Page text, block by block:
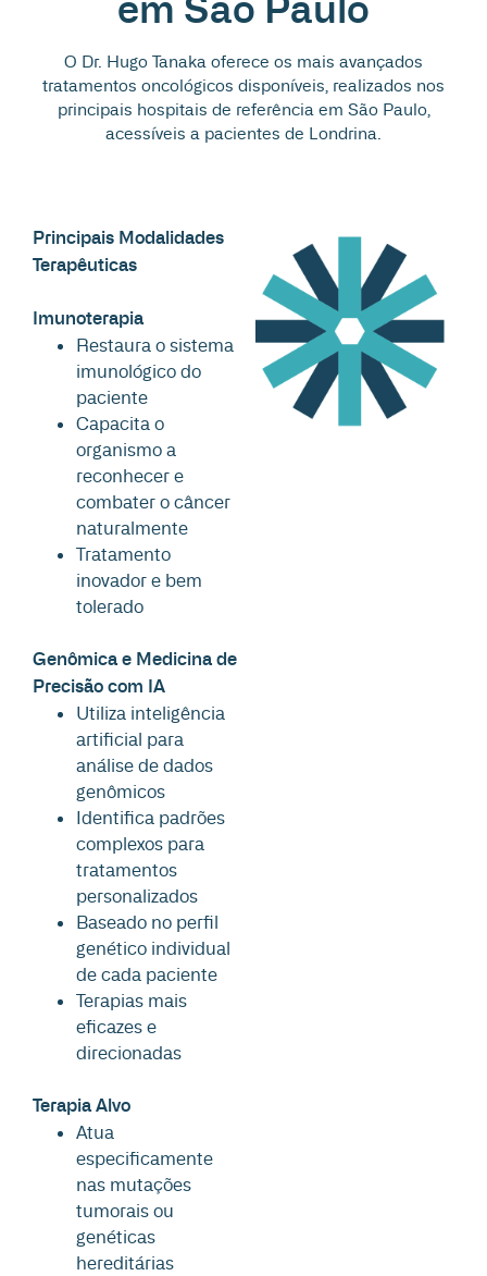
O Dr. Hugo Tanaka oferece os mais avançados
tratamentos oncológicos disponíveis, realizados nos
principais hospitais de referência em São Paulo,
acessíveis a pacientes de Londrina.
Principais Modalidades
Terapêuticas
Imunoterapia
Restaura o sistema
imunológico do
paciente
Capacita o
organismo a
reconhecer e
combater o câncer
naturalmente
Tratamento
inovador e bem
tolerado
Genômica e Medicina de
Precisão com IA
Utiliza inteligência
artificial para
análise de dados
genômicos
Identifica padrões
complexos para
tratamentos
personalizados
Baseado no perfil
genético individual
de cada paciente
Terapias mais
eficazes e
direcionadas
Terapia Alvo
Atua
especificamente
nas mutações
tumorais ou
genéticas
hereditárias